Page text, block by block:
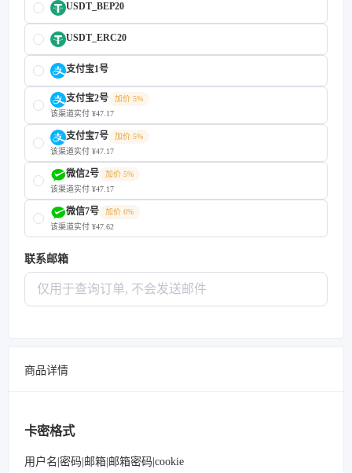
USDT_BEP20
USDT_ERC20
支付宝1号
支付宝2号
加价 5%
该渠道实付 ¥47.17
支付宝7号
加价 5%
该渠道实付 ¥47.17
微信2号
加价 5%
该渠道实付 ¥47.17
微信7号
加价 6%
该渠道实付 ¥47.62
联系邮箱
商品详情
卡密格式
用户名|密码|邮箱|邮箱密码|cookie